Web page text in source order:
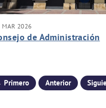
MAR 2026
de Administración
Anterior